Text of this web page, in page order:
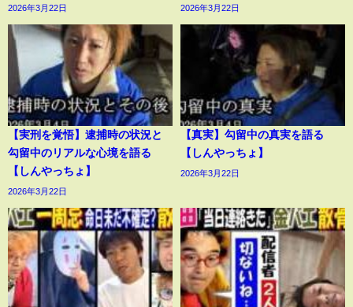
2026年3月22日 2026年3月22日
【実刑を覚悟】逮捕時の状況と
勾留中のリアルな心境を語る
【しんやっちょ】
2026年3月22日
【真実】勾留中の真実を語る
【しんやっちょ】
2026年3月22日